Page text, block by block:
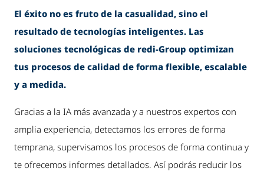
El éxito no es fruto de la casualidad, sino el
resultado de tecnologías inteligentes. Las
soluciones tecnológicas de redi-Group optimizan
tus procesos de calidad de forma flexible, escalable
y a medida.
Gracias a la IA más avanzada y a nuestros expertos con
amplia experiencia, detectamos los errores de forma
temprana, supervisamos los procesos de forma continua y
te ofrecemos informes detallados. Así podrás reducir los